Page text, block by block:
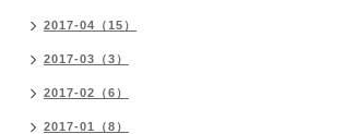
2017-04（15）
2017-03（3）
2017-02（6）
2017-01（8）